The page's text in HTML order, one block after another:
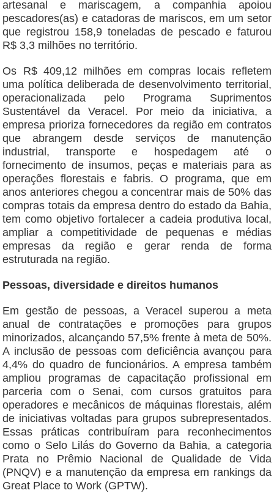
artesanal e mariscagem, a companhia apoiou
pescadores(as) e catadoras de mariscos, em um setor
que registrou 158,9 toneladas de pescado e faturou
R$ 3,3 milhões no território.
Os R$ 409,12 milhões em compras locais refletem
uma política deliberada de desenvolvimento territorial,
operacionalizada pelo Programa Suprimentos
Sustentável da Veracel. Por meio da iniciativa, a
empresa prioriza fornecedores da região em contratos
que abrangem desde serviços de manutenção
industrial, transporte e hospedagem até o
fornecimento de insumos, peças e materiais para as
operações florestais e fabris. O programa, que em
anos anteriores chegou a concentrar mais de 50% das
compras totais da empresa dentro do estado da Bahia,
tem como objetivo fortalecer a cadeia produtiva local,
ampliar a competitividade de pequenas e médias
empresas da região e gerar renda de forma
estruturada na região.
Pessoas, diversidade e direitos humanos
Em gestão de pessoas, a Veracel superou a meta
anual de contratações e promoções para grupos
minorizados, alcançando 57,5% frente à meta de 50%.
A inclusão de pessoas com deficiência avançou para
4,4% do quadro de funcionários. A empresa também
ampliou programas de capacitação profissional em
parceria com o Senai, com cursos gratuitos para
operadores e mecânicos de máquinas florestais, além
de iniciativas voltadas para grupos subrepresentados.
Essas práticas contribuíram para reconhecimentos
como o Selo Lilás do Governo da Bahia, a categoria
Prata no Prêmio Nacional de Qualidade de Vida
(PNQV) e a manutenção da empresa em rankings da
Great Place to Work (GPTW).